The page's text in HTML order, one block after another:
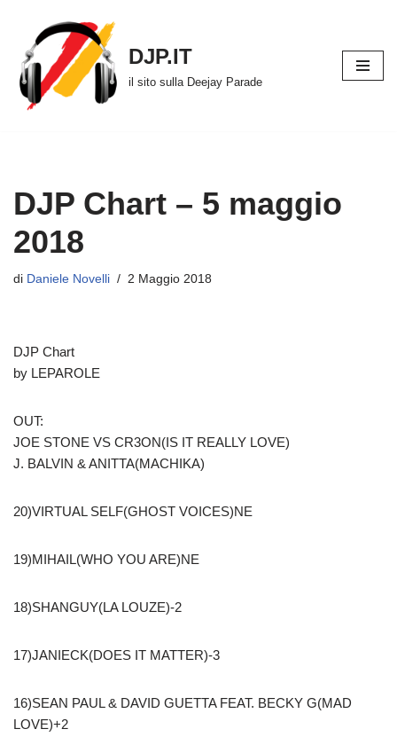
Vai
al
contenuto
DJP.IT
il sito sulla Deejay Parade
DJP Chart – 5 maggio
2018
di Daniele Novelli 2 Maggio 2018
DJP Chart
by LEPAROLE
OUT:
JOE STONE VS CR3ON(IS IT REALLY LOVE)
J. BALVIN & ANITTA(MACHIKA)
20)VIRTUAL SELF(GHOST VOICES)NE
19)MIHAIL(WHO YOU ARE)NE
18)SHANGUY(LA LOUZE)-2
17)JANIECK(DOES IT MATTER)-3
16)SEAN PAUL & DAVID GUETTA FEAT. BECKY G(MAD
LOVE)+2